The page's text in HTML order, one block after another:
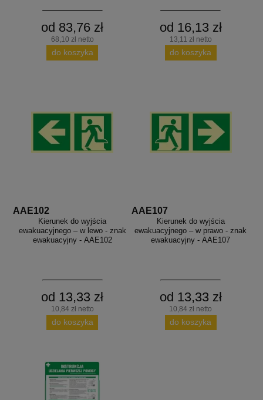
od 83,76 zł
68,10 zł netto
do koszyka
od 16,13 zł
13,11 zł netto
do koszyka
AAE102
Kierunek do wyjścia
ewakuacyjnego – w lewo - znak
ewakuacyjny - AAE102
od 13,33 zł
10,84 zł netto
do koszyka
AAE107
Kierunek do wyjścia
ewakuacyjnego – w prawo - znak
ewakuacyjny - AAE107
od 13,33 zł
10,84 zł netto
do koszyka